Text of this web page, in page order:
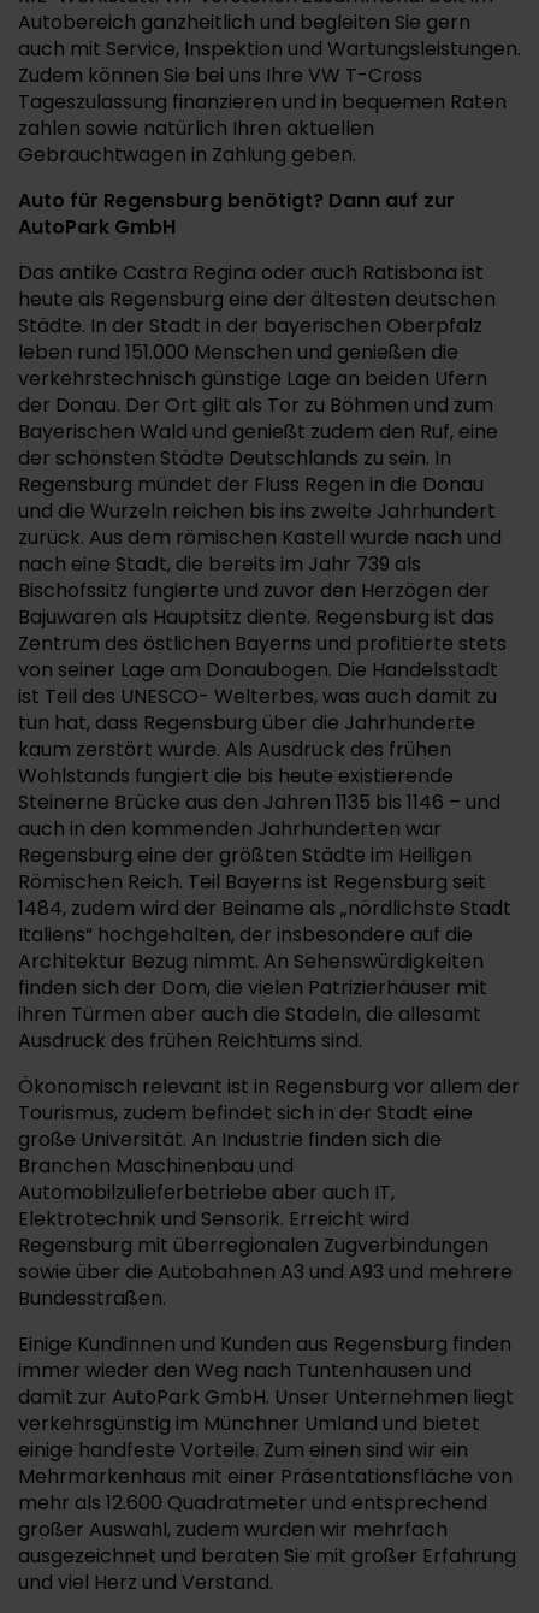
Autobereich ganzheitlich und begleiten Sie gern
auch mit Service, Inspektion und Wartungsleistungen.
Zudem können Sie bei uns Ihre VW T-Cross
Tageszulassung finanzieren und in bequemen Raten
zahlen sowie natürlich Ihren aktuellen
Gebrauchtwagen in Zahlung geben.
Auto für Regensburg benötigt? Dann auf zur
AutoPark GmbH
Das antike Castra Regina oder auch Ratisbona ist
heute als Regensburg eine der ältesten deutschen
Städte. In der Stadt in der bayerischen Oberpfalz
leben rund 151.000 Menschen und genießen die
verkehrstechnisch günstige Lage an beiden Ufern
der Donau. Der Ort gilt als Tor zu Böhmen und zum
Bayerischen Wald und genießt zudem den Ruf, eine
der schönsten Städte Deutschlands zu sein. In
Regensburg mündet der Fluss Regen in die Donau
und die Wurzeln reichen bis ins zweite Jahrhundert
zurück. Aus dem römischen Kastell wurde nach und
nach eine Stadt, die bereits im Jahr 739 als
Bischofssitz fungierte und zuvor den Herzögen der
Bajuwaren als Hauptsitz diente. Regensburg ist das
Zentrum des östlichen Bayerns und profitierte stets
von seiner Lage am Donaubogen. Die Handelsstadt
ist Teil des UNESCO- Welterbes, was auch damit zu
tun hat, dass Regensburg über die Jahrhunderte
kaum zerstört wurde. Als Ausdruck des frühen
Wohlstands fungiert die bis heute existierende
Steinerne Brücke aus den Jahren 1135 bis 1146 – und
auch in den kommenden Jahrhunderten war
Regensburg eine der größten Städte im Heiligen
Römischen Reich. Teil Bayerns ist Regensburg seit
1484, zudem wird der Beiname als „nördlichste Stadt
Italiens“ hochgehalten, der insbesondere auf die
Architektur Bezug nimmt. An Sehenswürdigkeiten
finden sich der Dom, die vielen Patrizierhäuser mit
ihren Türmen aber auch die Stadeln, die allesamt
Ausdruck des frühen Reichtums sind.
Ökonomisch relevant ist in Regensburg vor allem der
Tourismus, zudem befindet sich in der Stadt eine
große Universität. An Industrie finden sich die
Branchen Maschinenbau und
Automobilzulieferbetriebe aber auch IT,
Elektrotechnik und Sensorik. Erreicht wird
Regensburg mit überregionalen Zugverbindungen
sowie über die Autobahnen A3 und A93 und mehrere
Bundesstraßen.
Einige Kundinnen und Kunden aus Regensburg finden
immer wieder den Weg nach Tuntenhausen und
damit zur AutoPark GmbH. Unser Unternehmen liegt
verkehrsgünstig im Münchner Umland und bietet
einige handfeste Vorteile. Zum einen sind wir ein
Mehrmarkenhaus mit einer Präsentationsfläche von
mehr als 12.600 Quadratmeter und entsprechend
großer Auswahl, zudem wurden wir mehrfach
ausgezeichnet und beraten Sie mit großer Erfahrung
und viel Herz und Verstand.